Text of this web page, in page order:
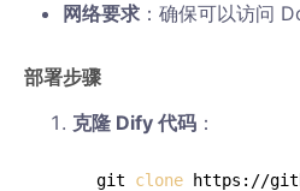
网络要求 ：确保可以访问
部署步骤
克隆 Dify 代码 ：
git clone